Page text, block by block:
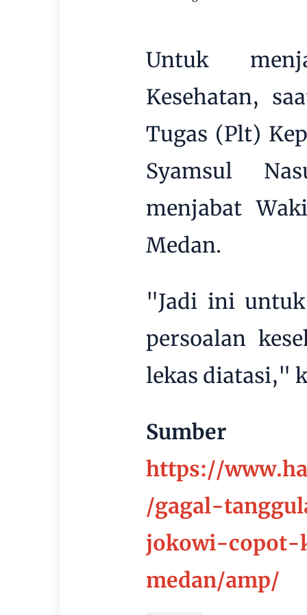
Untuk
Kesehatan,
Tugas (Plt)
Syamsul
menjabat
Medan.
"Jadi ini
persoalan
lekas diatasi,"
Sumber
https://
/gagal-
jokowi-copot-
medan/amp/